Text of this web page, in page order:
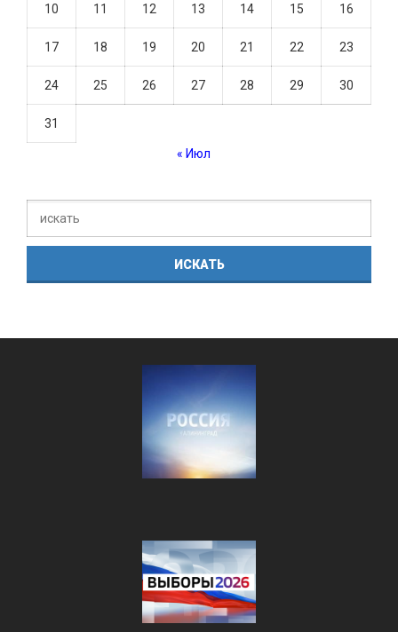
10 11 12 13 14 15 16
17 18 19 20 21 22 23
24 25 26 27 28 29 30
31
« Июл